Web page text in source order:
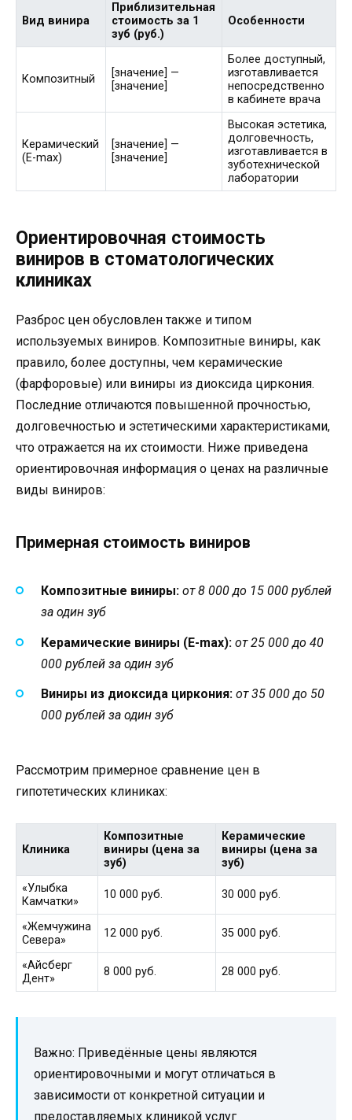
Вид винира
Приблизительная
стоимость за 1
зуб (руб.)
Особенности
Композитный
[значение] —
[значение]
Более доступный,
изготавливается
непосредственно
в кабинете врача
Керамический
(E-max)
[значение] —
[значение]
Высокая эстетика,
долговечность,
изготавливается в
зуботехнической
лаборатории
Ориентировочная стоимость
виниров в стоматологических
клиниках
Разброс цен обусловлен также и типом
используемых виниров. Композитные виниры, как
правило, более доступны, чем керамические
(фарфоровые) или виниры из диоксида циркония.
Последние отличаются повышенной прочностью,
долговечностью и эстетическими характеристиками,
что отражается на их стоимости. Ниже приведена
ориентировочная информация о ценах на различные
виды виниров:
Примерная стоимость виниров
Композитные виниры: от 8 000 до 15 000 рублей
за один зуб
Керамические виниры (E-max): от 25 000 до 40
000 рублей за один зуб
Виниры из диоксида циркония: от 35 000 до 50
000 рублей за один зуб
Рассмотрим примерное сравнение цен в
гипотетических клиниках:
Клиника
Композитные
виниры (цена за
зуб)
Керамические
виниры (цена за
зуб)
«Улыбка
Камчатки»
10 000 руб. 30 000 руб.
«Жемчужина
Севера»
12 000 руб. 35 000 руб.
«Айсберг
Дент»
8 000 руб. 28 000 руб.
Важно: Приведённые цены являются
ориентировочными и могут отличаться в
зависимости от конкретной ситуации и
предоставляемых клиникой услуг